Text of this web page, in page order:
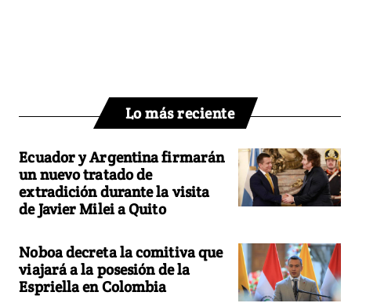
Lo más reciente
Ecuador y Argentina firmarán
un nuevo tratado de
extradición durante la visita
de Javier Milei a Quito
Noboa decreta la comitiva que
viajará a la posesión de la
Espriella en Colombia